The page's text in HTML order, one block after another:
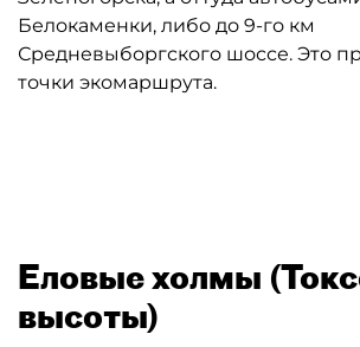
Белокаменки, либо до 9-го км
Средневыборгского шоссе. Это
точки экомаршрута.
Еловые холмы
высоты)